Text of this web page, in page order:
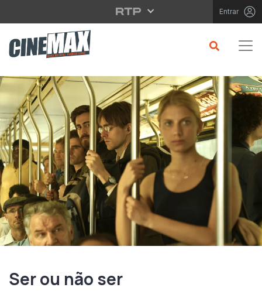
Saltar para o conteúdo principal Entrar
Ser ou não ser